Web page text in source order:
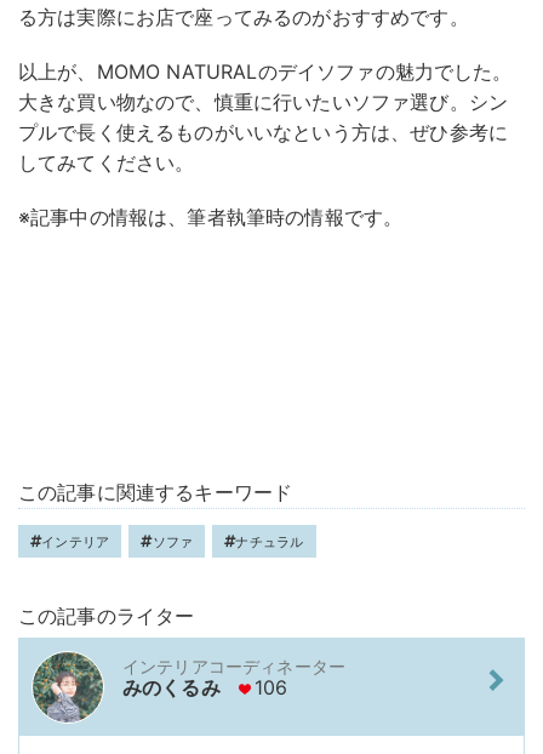
る方は実際にお店で座ってみるのがおすすめです。
以上が、MOMO NATURALのデイソファの魅力でした。
大きな買い物なので、慎重に行いたいソファ選び。シン
プルで長く使えるものがいいなという方は、ぜひ参考に
してみてください。
※記事中の情報は、筆者執筆時の情報です。
この記事に関連するキーワード
インテリア ソファ ナチュラル
この記事のライター
インテリアコーディネーター
みのくるみ 106